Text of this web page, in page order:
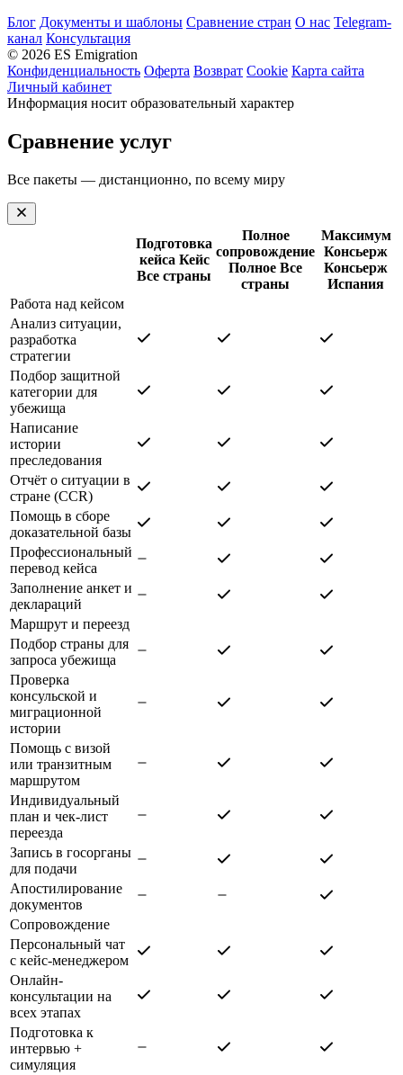
Блог Документы и шаблоны Сравнение стран О нас Telegram-
канал Консультация
© 2026 ES Emigration
Конфиденциальность Оферта Возврат Cookie Карта сайта
Личный кабинет
Информация носит образовательный характер
Сравнение услуг
Все пакеты — дистанционно, по всему миру
Подготовка
кейса Кейс
Все страны
Полное
сопровождение
Полное Все
страны
Максимум
Консьерж
Консьерж
Испания
Работа над кейсом
Анализ ситуации,
разработка
стратегии
Подбор защитной
категории для
убежища
Написание
истории
преследования
Отчёт о ситуации в
стране (CCR)
Помощь в сборе
доказательной базы
Профессиональный
перевод кейса
Заполнение анкет и
деклараций
Маршрут и переезд
Подбор страны для
запроса убежища
Проверка
консульской и
миграционной
истории
Помощь с визой
или транзитным
маршрутом
Индивидуальный
план и чек-лист
переезда
Запись в госорганы
для подачи
Апостилирование
документов
Сопровождение
Персональный чат
с кейс-менеджером
Онлайн-
консультации на
всех этапах
Подготовка к
интервью +
симуляция